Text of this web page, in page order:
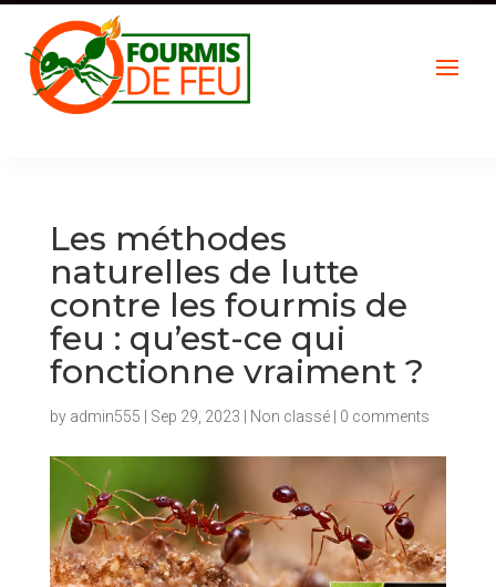
Les méthodes
naturelles de lutte
contre les fourmis de
feu : qu’est-ce qui
fonctionne vraiment ?
by admin555 Sep 29, 2023 Non classé| 0 comments